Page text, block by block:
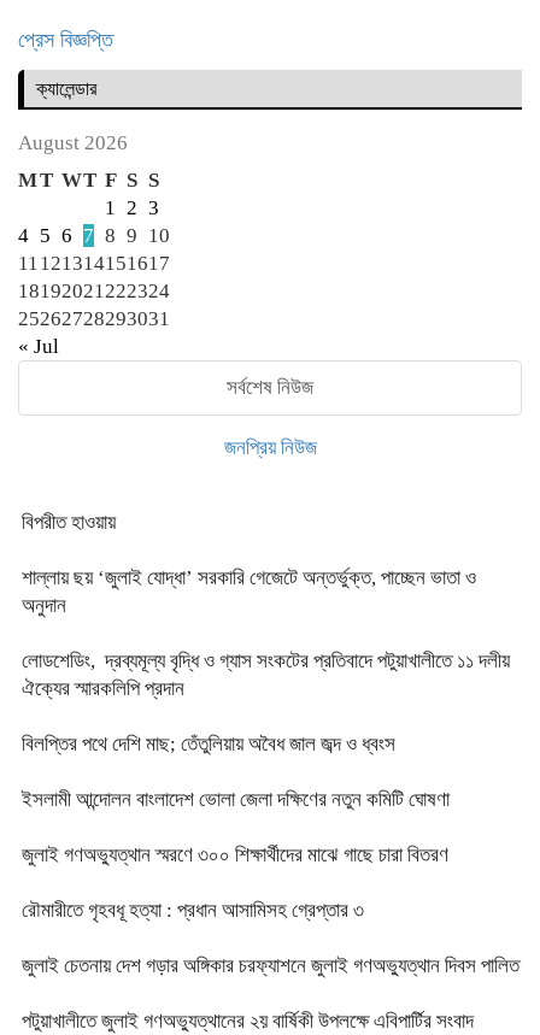
প্রেস বিজ্ঞপ্তি
ক্যালেন্ডার
August 2026
MT WT F S S
1 2 3
4 5 6 7 8 9 10
11121314151617
18192021222324
25262728293031
« Jul
সর্বশেষ নিউজ
জনপ্রিয় নিউজ
বিপরীত হাওয়ায়
শাল্লায় ছয় ‘জুলাই যোদ্ধা’ সরকারি গেজেটে অন্তর্ভুক্ত, পাচ্ছেন ভাতা ও
অনুদান
লোডশেডিং, দ্রব্যমূল্য বৃদ্ধি ও গ্যাস সংকটের প্রতিবাদে পটুয়াখালীতে ১১ দলীয়
ঐক্যের স্মারকলিপি প্রদান
বিলপ্তির পথে দেশি মাছ; তেঁতুলিয়ায় অবৈধ জাল জব্দ ও ধ্বংস
ইসলামী আন্দোলন বাংলাদেশ ভোলা জেলা দক্ষিণের নতুন কমিটি ঘোষণা
জুলাই গণঅভ্যুত্থান স্মরণে ৩০০ শিক্ষার্থীদের মাঝে গাছে চারা বিতরণ
রৌমারীতে গৃহবধূ হত্যা : প্রধান আসামিসহ গ্রেপ্তার ৩
জুলাই চেতনায় দেশ গড়ার অঙ্গিকার চরফ্যাশনে জুলাই গণঅভ্যুত্থান দিবস পালিত
পটুয়াখালীতে জুলাই গণঅভ্যুত্থানের ২য় বার্ষিকী উপলক্ষে এবিপার্টির সংবাদ